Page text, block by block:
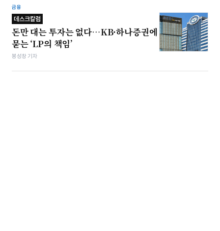
금융
데스크칼럼
돈만 대는 투자는 없다…KB·하나증권에
묻는 ‘LP의 책임’
봉성창 기자